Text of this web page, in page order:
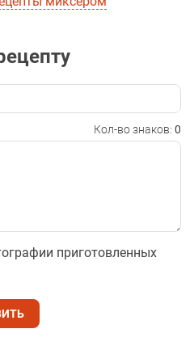
Кол-во знаков: 0
приготовленных